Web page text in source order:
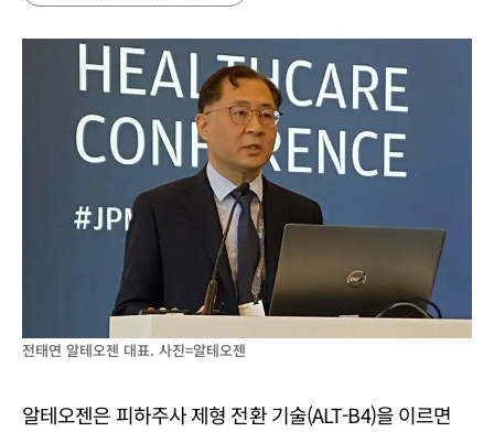
전태연 알테오젠 대표. 사진=알테오젠
알테오젠은 피하주사 제형 전환 기술(ALT-B4)을 이르면